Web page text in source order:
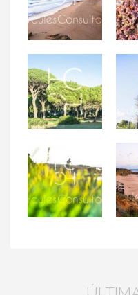
Playa de roche
Parques de roche